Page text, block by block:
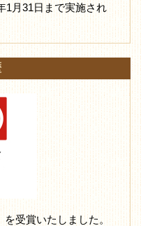
1月31日まで実施され
受賞いたしました。